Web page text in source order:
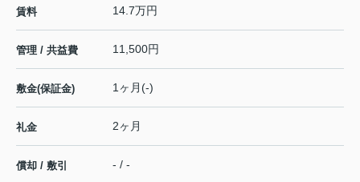
賃料 14.7万円
管理 / 共益費 11,500円
敷金(保証金) 1ヶ月(-)
礼金 2ヶ月
償却 / 敷引 - / -